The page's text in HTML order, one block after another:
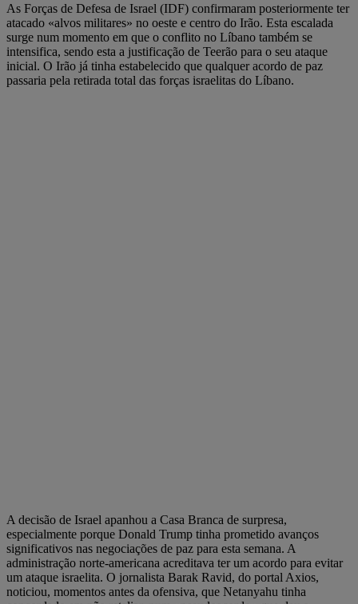
As Forças de Defesa de Israel (IDF) confirmaram posteriormente ter
atacado «alvos militares» no oeste e centro do Irão. Esta escalada
surge num momento em que o conflito no Líbano também se
intensifica, sendo esta a justificação de Teerão para o seu ataque
inicial. O Irão já tinha estabelecido que qualquer acordo de paz
passaria pela retirada total das forças israelitas do Líbano.
A decisão de Israel apanhou a Casa Branca de surpresa,
especialmente porque Donald Trump tinha prometido avanços
significativos nas negociações de paz para esta semana. A
administração norte-americana acreditava ter um acordo para evitar
um ataque israelita. O jornalista Barak Ravid, do portal Axios,
noticiou, momentos antes da ofensiva, que Netanyahu tinha